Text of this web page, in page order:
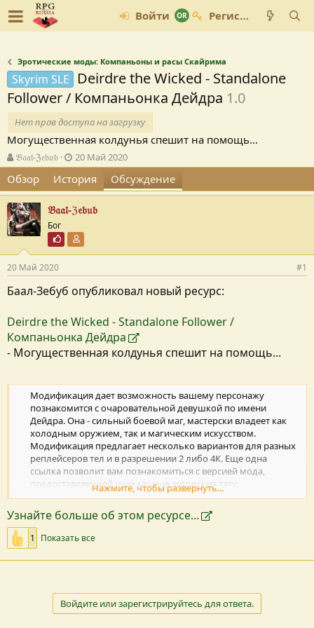
Войти Регистрация
Эротические моды: Компаньоны и расы Скайрима
Skyrim SLE
Deirdre the Wicked - Standalone
Follower / Компаньонка Дейдра 1.0
Нет прав доступа на загрузку
Могущественная колдунья спешит на помощь...
А
в
т
о
р
т
е
ы
𝔅𝔞𝔞𝔩-ℨ𝔢𝔟𝔲𝔟
Д
а
т
а
с
з
д
а
я
20 Май 2020
Обзор История Обсуждение
𝔅𝔞𝔞𝔩-ℨ𝔢𝔟𝔲𝔟
Бог
Почётный пользователь
20 Май 2020 #1
Баал-Зебуб опубликовал новый ресурс:
Deirdre the Wicked - Standalone Follower /
Компаньонка Дейдра
- Могущественная колдунья спешит на помощь...
Модификация дает возможность вашему персонажу
познакомится с очаровательной девушкой по имени
Дейдра. Она - сильный боевой маг, мастерски владеет как
холодным оружием, так и магическим искусством.​
Модификация предлагает несколько вариантов для разных
реплейсеров тел и в разрешении 2 либо 4К. Еще одна
ссылка позволит вам познакомиться с версией мода,
предоставляющей уникальные авторские тату.​
Посмотреть вложение 86704
Анкетные...
Нажмите, чтобы развернуть...
Узнайте больше об этом ресурсе...
1 Показать все
Войдите или зарегистрируйтесь для ответа.